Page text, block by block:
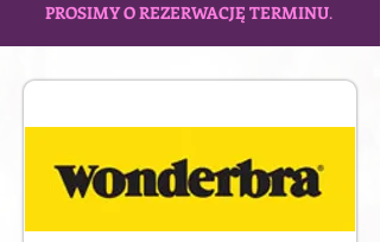
PROSIMY O REZERWACJĘ TERMINU.